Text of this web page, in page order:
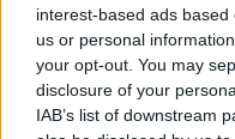
interest-based ads
us or personal
your opt-out. You may
disclosure of your
IAB’s list of downstream
προσθέτοντας ότι ο
στην εργασία του την
ο υπουργός δεν έχει
διορισμούς» σε